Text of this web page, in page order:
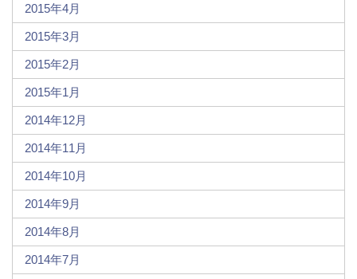
2015年4月
2015年3月
2015年2月
2015年1月
2014年12月
2014年11月
2014年10月
2014年9月
2014年8月
2014年7月